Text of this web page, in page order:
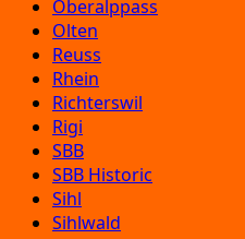
Oberalppass
Olten
Reuss
Rhein
Richterswil
Rigi
SBB
SBB Historic
Sihl
Sihlwald